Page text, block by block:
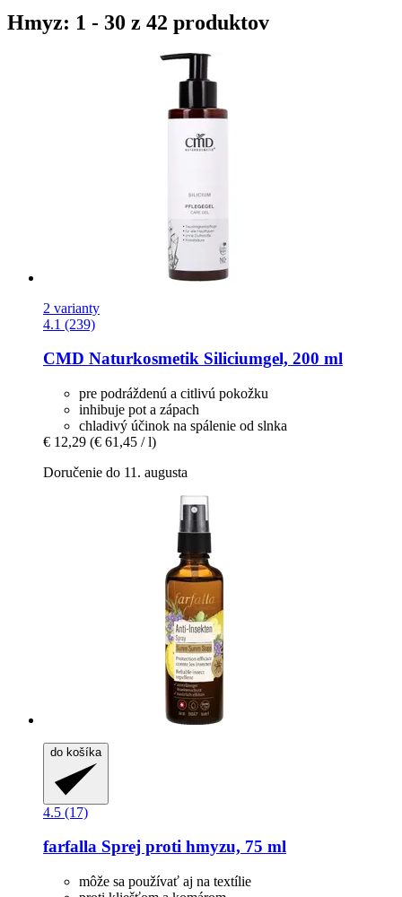
Hmyz: 1 - 30 z 42 produktov
2 varianty
4.1 (239)
CMD Naturkosmetik Siliciumgel, 200 ml
pre podráždenú a citlivú pokožku
inhibuje pot a zápach
chladivý účinok na spálenie od slnka
€ 12,29 (€ 61,45 / l)
Doručenie do 11. augusta
do košíka
4.5 (17)
farfalla Sprej proti hmyzu, 75 ml
môže sa používať aj na textílie